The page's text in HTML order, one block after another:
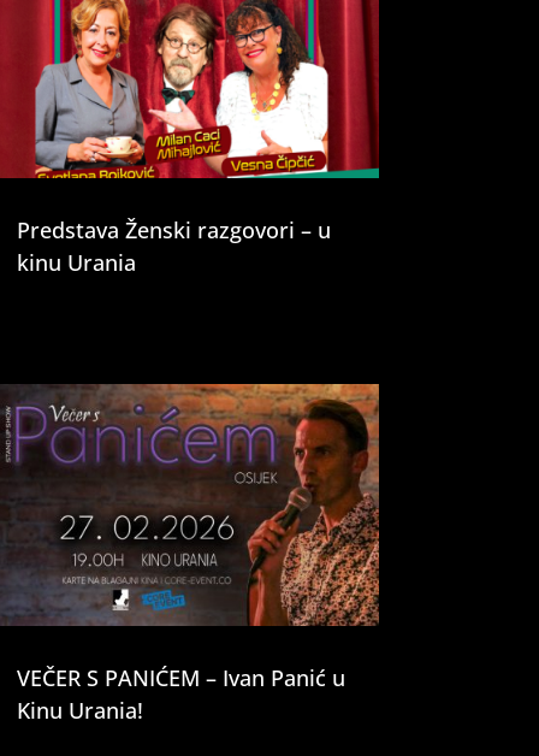
Predstava Ženski razgovori – u
kinu Urania
VEČER S PANIĆEM – Ivan Panić u
Kinu Urania!